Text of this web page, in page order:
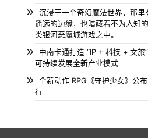
沉浸于一个奇幻魔法世界，那
遥远的边缘，也暗藏着不为人知
类银河恶魔城游戏之中。
中南卡通打造 “IP + 科技 + 文
可持续发展全新产业模式
全新动作 RPG《守护少女》公
行